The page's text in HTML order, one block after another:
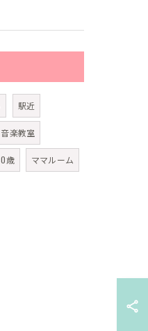
駅近
音楽教室
0歳 ママルーム